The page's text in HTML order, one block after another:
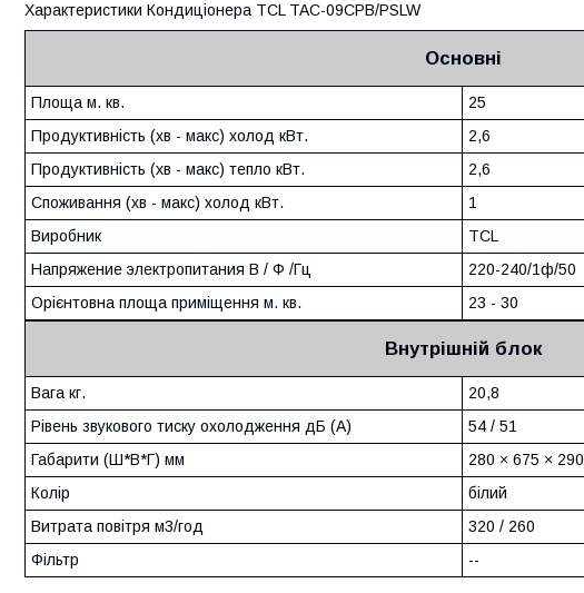
Характеристики Кондиціонера TCL TAC-09CPB/PSLW
Основні
Площа м. кв.
25
Продуктивність (хв - макс) холод кВт.
2,6
Продуктивність (хв - макс) тепло кВт.
2,6
Споживання (хв - макс) холод кВт.
1
Виробник
TCL
Напряжение электропитания В / Ф /Гц
220-240/1ф/50
Орієнтовна площа приміщення м. кв.
23 - 30
Внутрішній блок
Вага кг.
20,8
Рівень звукового тиску охолодження дБ (А)
54 / 51
Габарити (Ш*В*Г) мм
280 × 675 × 290
Колір
білий
Витрата повітря м3/год
320 / 260
Фільтр
--